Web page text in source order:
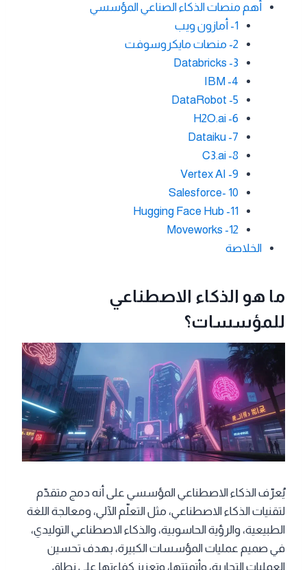
أهم منصات الذكاء الصناعي المؤسسي
1- أمازون ويب
2- منصات مايكروسوفت
Databricks -3
IBM -4
DataRobot -5
H2O.ai -6
Dataiku -7
C3.ai -8
Vertex AI -9
Salesforce- 10
Hugging Face Hub -11
Moveworks -12
الخلاصة
ما هو الذكاء الاصطناعي
للمؤسسات؟
يُعرّف الذكاء الاصطناعي المؤسسي على أنه دمج متقدّم
لتقنيات الذكاء الاصطناعي، مثل التعلّم الآلي، ومعالجة اللغة
الطبيعية، والرؤية الحاسوبية، والذكاء الاصطناعي التوليدي،
في صميم عمليات المؤسسات الكبيرة، بهدف تحسين
العمليات التجارية، وأتمتتها، وتعزيز كفاءتها على نطاق